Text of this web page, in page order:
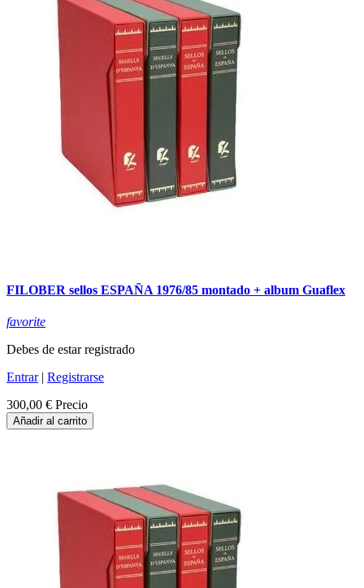
FILOBER sellos ESPAÑA 1976/85 montado + album Guaflex
favorite
Debes de estar registrado
Entrar| Registrarse
300,00 € Precio
Añadir al carrito